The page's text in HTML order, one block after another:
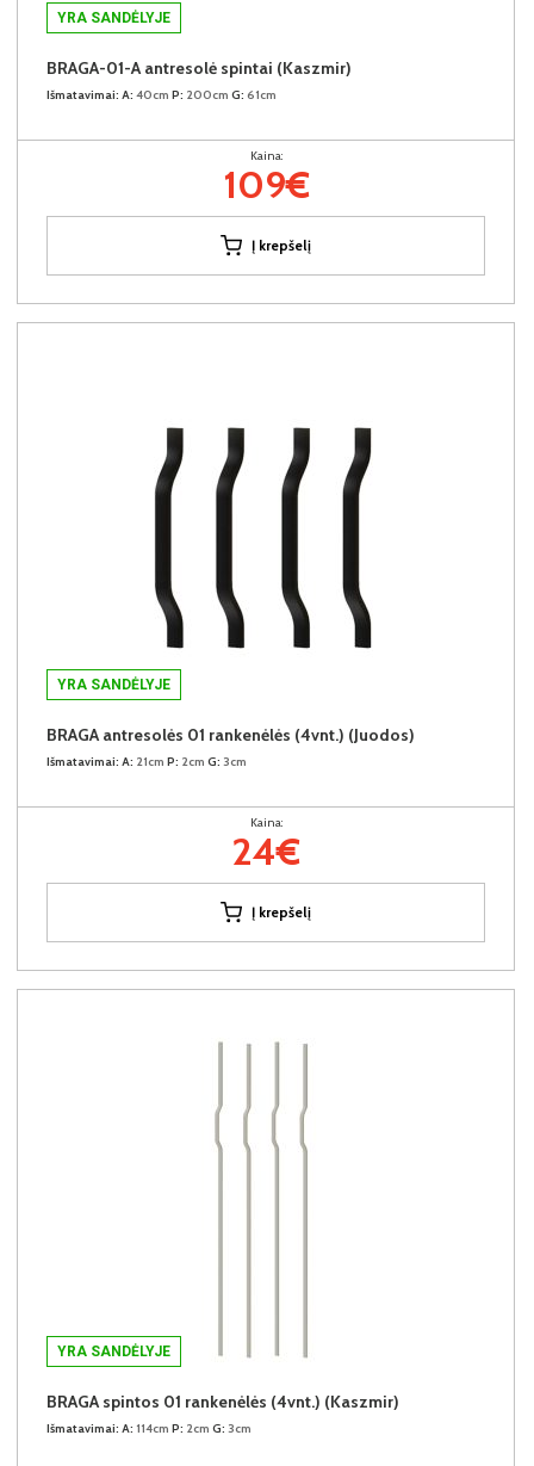
YRA SANDĖLYJE
BRAGA-01-A antresolė spintai (Kaszmir)
Išmatavimai: A: 40cm P: 200cm G: 61cm
Kaina:
109€
Į krepšelį
YRA SANDĖLYJE
BRAGA antresolės 01 rankenėlės (4vnt.) (Juodos)
Išmatavimai: A: 21cm P: 2cm G: 3cm
Kaina:
24€
Į krepšelį
YRA SANDĖLYJE
BRAGA spintos 01 rankenėlės (4vnt.) (Kaszmir)
Išmatavimai: A: 114cm P: 2cm G: 3cm